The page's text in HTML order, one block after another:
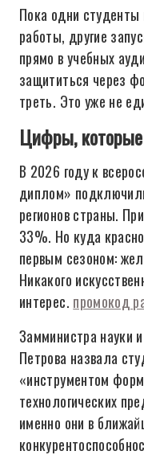
Пока одни
работы, другие
прямо в учебных
защититься через
треть. Это уже не
Цифры, которые
В 2026 году к
диплом»
регионов страны.
33%. Но куда
первым сезоном:
Никакого
интерес. промокод
Замминистра науки
Петрова назвала
«инструментом
технологических
именно они в